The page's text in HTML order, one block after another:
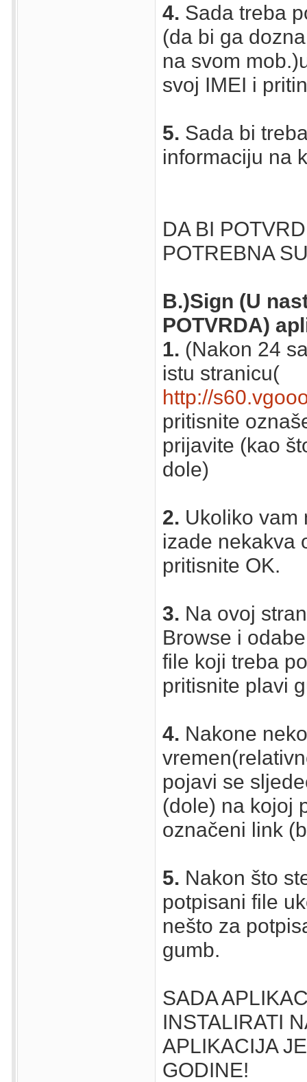
4. Sada treba
(da bi ga
na svom
svoj IMEI i
5. Sada bi
informaciju na
DA BI
POTREBNA
B.)Sign (U
POTVRDA)
1. (Nakon 24
istu stranicu(
http://
pritisnite
prijavite (kao
dole)
2. Ukoliko vam
izade nekakva
pritisnite OK.
3. Na ovoj
Browse i
file koji treba
pritisnite plavi
4. Nakone
pojavi se
(dole) na kojoj
označeni link
5. Nakon što
potpisani file
nešto za
gumb.
SADA
INSTALIRATI
APLIKACIJA
GODINE!